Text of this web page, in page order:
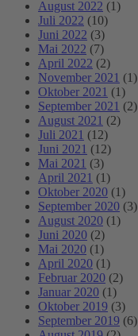
August 2022 (1)
Juli 2022 (10)
Juni 2022 (3)
Mai 2022 (7)
April 2022 (2)
November 2021 (1)
Oktober 2021 (1)
September 2021 (2)
August 2021 (2)
Juli 2021 (12)
Juni 2021 (12)
Mai 2021 (3)
April 2021 (1)
Oktober 2020 (1)
September 2020 (3)
August 2020 (1)
Juni 2020 (2)
Mai 2020 (1)
April 2020 (1)
Februar 2020 (2)
Januar 2020 (1)
Oktober 2019 (3)
September 2019 (6)